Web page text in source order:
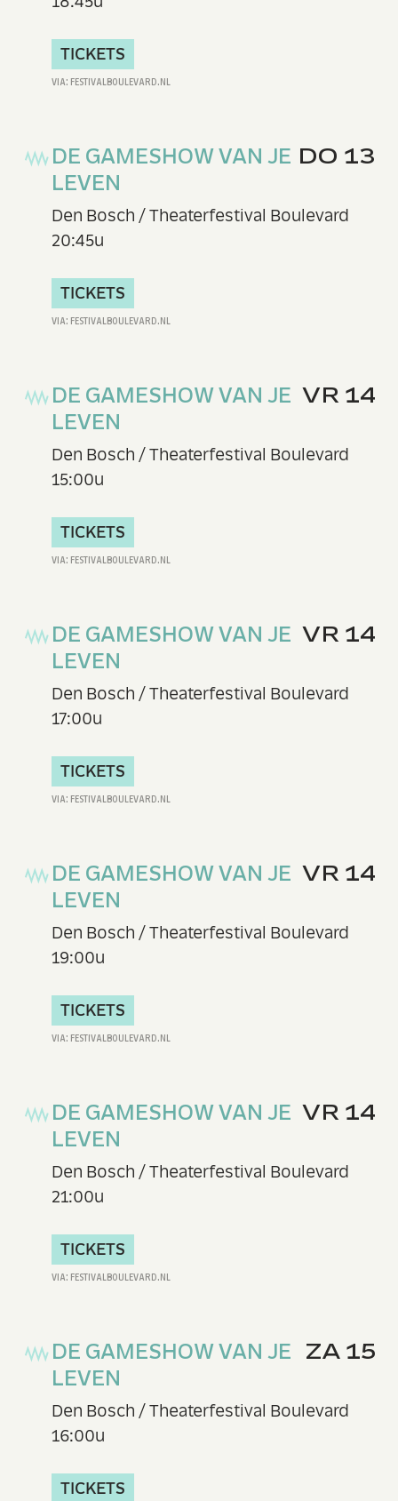
TICKETS
DO 13
DE GAMESHOW VAN JE
LEVEN
Den Bosch / Theaterfestival Boulevard
20:45u
TICKETS
VR 14
DE GAMESHOW VAN JE
LEVEN
Den Bosch / Theaterfestival Boulevard
15:00u
TICKETS
VR 14
DE GAMESHOW VAN JE
LEVEN
Den Bosch / Theaterfestival Boulevard
17:00u
TICKETS
VR 14
DE GAMESHOW VAN JE
LEVEN
Den Bosch / Theaterfestival Boulevard
19:00u
TICKETS
VR 14
DE GAMESHOW VAN JE
LEVEN
Den Bosch / Theaterfestival Boulevard
21:00u
TICKETS
ZA 15
DE GAMESHOW VAN JE
LEVEN
Den Bosch / Theaterfestival Boulevard
16:00u
TICKETS